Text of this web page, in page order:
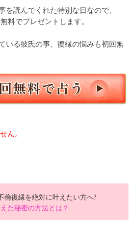
を読んでくれた特別な日なので、
料でプレゼントします。
いる彼氏の事、復縁の悩みも初回無
ん。
倫復縁を絶対に叶えたい方へ?
た秘密の方法とは？